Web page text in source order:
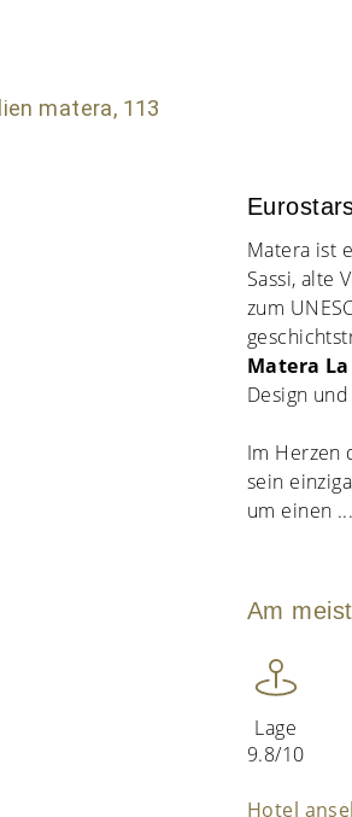
Matera ist
Sassi, alte
zum
Matera
Design
Im Herzen
sein
um einen ...
Am
Lage
9.8/10
Hotel